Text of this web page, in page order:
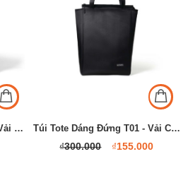
Túi Tote Dáng Ngang T02 - Vải Canvas / Vải Oxford Túi Tote Dáng Đứng T01 - Vải Canvas / Vải Oxford
₫300.000 ₫155.000